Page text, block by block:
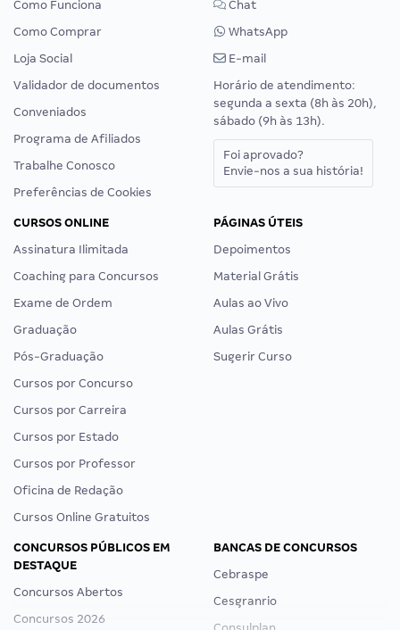
Como Funciona
Como Comprar
Loja Social
Validador de documentos
Conveniados
Programa de Afiliados
Trabalhe Conosco
Preferências de Cookies
Chat
WhatsApp
E-mail
Horário de atendimento:
segunda a sexta (8h às 20h),
sábado (9h às 13h).
Foi aprovado?
Envie-nos a sua história!
CURSOS ONLINE
Assinatura Ilimitada
Coaching para Concursos
Exame de Ordem
Graduação
Pós-Graduação
Cursos por Concurso
Cursos por Carreira
Cursos por Estado
Cursos por Professor
Oficina de Redação
Cursos Online Gratuitos
PÁGINAS ÚTEIS
Depoimentos
Material Grátis
Aulas ao Vivo
Aulas Grátis
Sugerir Curso
CONCURSOS PÚBLICOS EM
DESTAQUE
Concursos Abertos
Concursos 2026
BANCAS DE CONCURSOS
Cebraspe
Cesgranrio